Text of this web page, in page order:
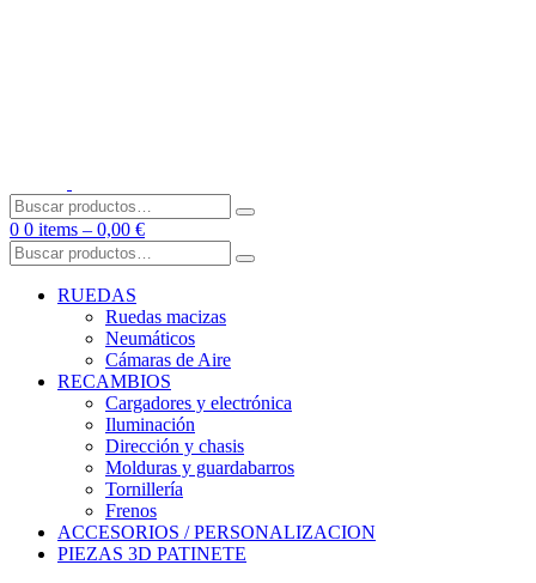
Buscar
por:
0 0 items – 0,00 €
Buscar
por:
RUEDAS
Ruedas macizas
Neumáticos
Cámaras de Aire
RECAMBIOS
Cargadores y electrónica
Iluminación
Dirección y chasis
Molduras y guardabarros
Tornillería
Frenos
ACCESORIOS / PERSONALIZACION
PIEZAS 3D PATINETE